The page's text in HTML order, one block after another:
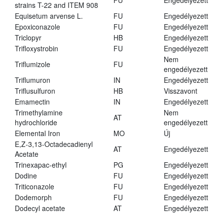
strains T-22 and ITEM 908
Equisetum arvense L.
FU
Engedélyezett
Epoxiconazole
FU
Engedélyezett
Triclopyr
HB
Engedélyezett
Trifloxystrobin
FU
Engedélyezett
Triflumizole
FU
Nem
engedélyezett
Triflumuron
IN
Engedélyezett
Triflusulfuron
HB
Visszavont
Emamectin
IN
Engedélyezett
Trimethylamine
hydrochloride
AT
Nem
engedélyezett
Elemental Iron
MO
Új
E,Z-3,13-Octadecadienyl
Acetate
AT
Engedélyezett
Trinexapac-ethyl
PG
Engedélyezett
Dodine
FU
Engedélyezett
Triticonazole
FU
Engedélyezett
Dodemorph
FU
Engedélyezett
Dodecyl acetate
AT Engedélyezett